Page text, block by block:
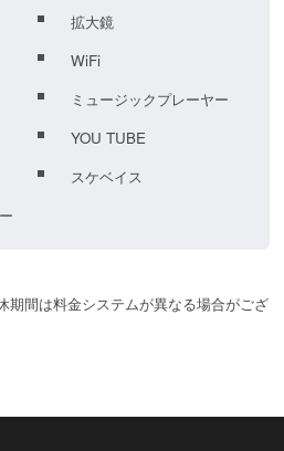
拡大鏡
WiFi
ミュージックプレーヤー
YOU TUBE
スケベイス
期間は料金システムが異なる場合がござ